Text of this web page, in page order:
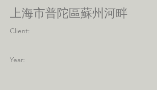
上海市普陀區蘇州河畔
Client:
Year: